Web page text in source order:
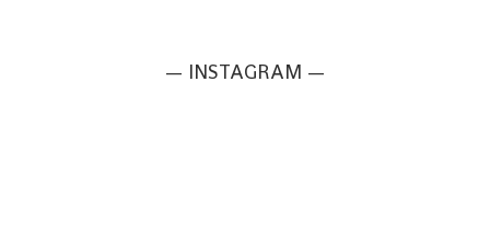
— INSTAGRAM —